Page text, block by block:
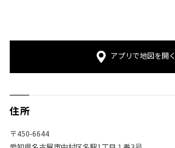
アプリで地図を開く
住所
〒450-6644